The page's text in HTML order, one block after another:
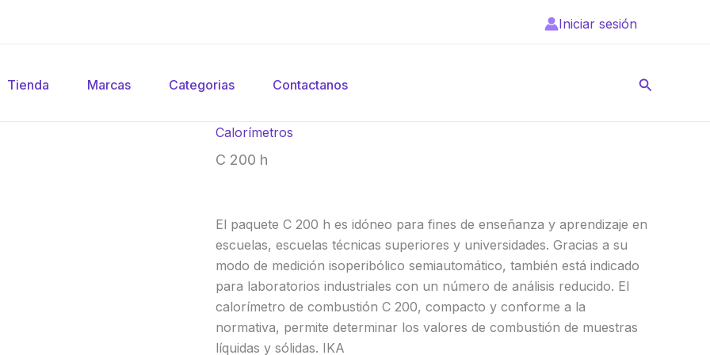
Iniciar sesión
Tienda Marcas Categorias Contactanos Buscar
Calorímetros
C 200 h
El paquete C 200 h es idóneo para fines de enseñanza y aprendizaje en
escuelas, escuelas técnicas superiores y universidades. Gracias a su
modo de medición isoperibólico semiautomático, también está indicado
para laboratorios industriales con un número de análisis reducido. El
calorímetro de combustión C 200, compacto y conforme a la
normativa, permite determinar los valores de combustión de muestras
líquidas y sólidas. IKA